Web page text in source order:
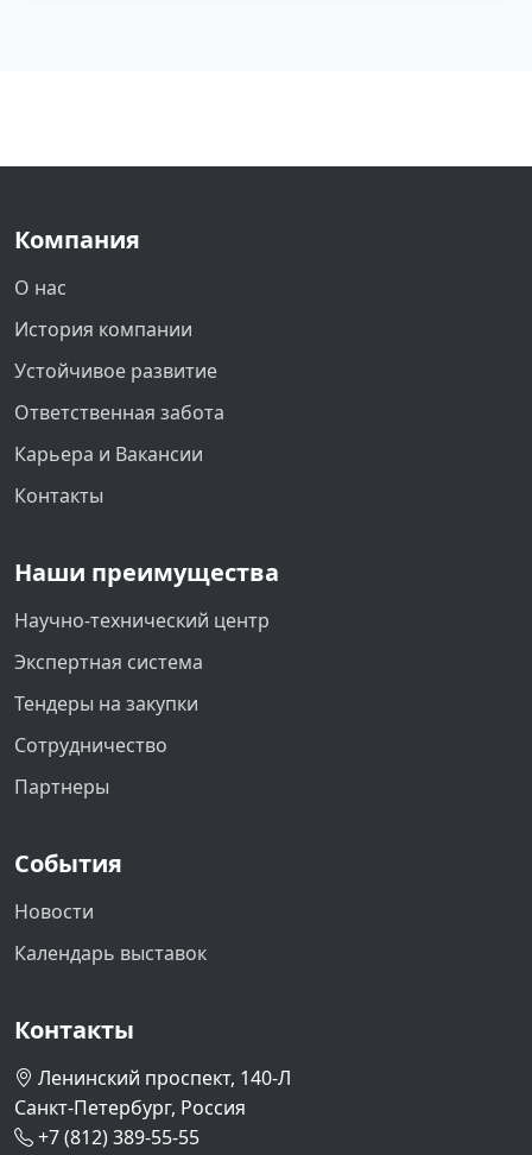
Компания
О нас
История компании
Устойчивое развитие
Ответственная забота
Карьера и Вакансии
Контакты
Наши преимущества
Научно-технический центр
Экспертная система
Тендеры на закупки
Сотрудничество
Партнеры
События
Новости
Календарь выставок
Контакты
Ленинский проспект, 140-Л
Санкт-Петербург, Россия
+7 (812) 389-55-55